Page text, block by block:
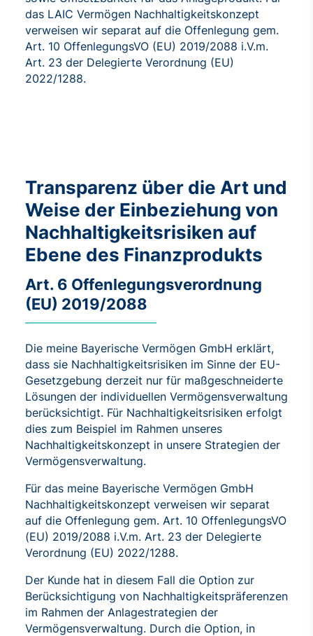
das LAIC Vermögen Nachhaltigkeitskonzept
verweisen wir separat auf die Offenlegung gem.
Art. 10 OffenlegungsVO (EU) 2019/2088 i.V.m.
Art. 23 der Delegierte Verordnung (EU)
2022/1288.
Transparenz über die Art und
Weise der Einbeziehung von
Nachhaltigkeitsrisiken auf
Ebene des Finanzprodukts
Art. 6 Offenlegungsverordnung
(EU) 2019/2088
Die meine Bayerische Vermögen GmbH erklärt,
dass sie Nachhaltigkeitsrisiken im Sinne der EU-
Gesetzgebung derzeit nur für maßgeschneiderte
Lösungen der individuellen Vermögensverwaltung
berücksichtigt. Für Nachhaltigkeitsrisiken erfolgt
dies zum Beispiel im Rahmen unseres
Nachhaltigkeitskonzept in unsere Strategien der
Vermögensverwaltung.
Für das meine Bayerische Vermögen GmbH
Nachhaltigkeitskonzept verweisen wir separat
auf die Offenlegung gem. Art. 10 OffenlegungsVO
(EU) 2019/2088 i.V.m. Art. 23 der Delegierte
Verordnung (EU) 2022/1288.
Der Kunde hat in diesem Fall die Option zur
Berücksichtigung von Nachhaltigkeitspräferenzen
im Rahmen der Anlagestrategien der
Vermögensverwaltung. Durch die Option, in